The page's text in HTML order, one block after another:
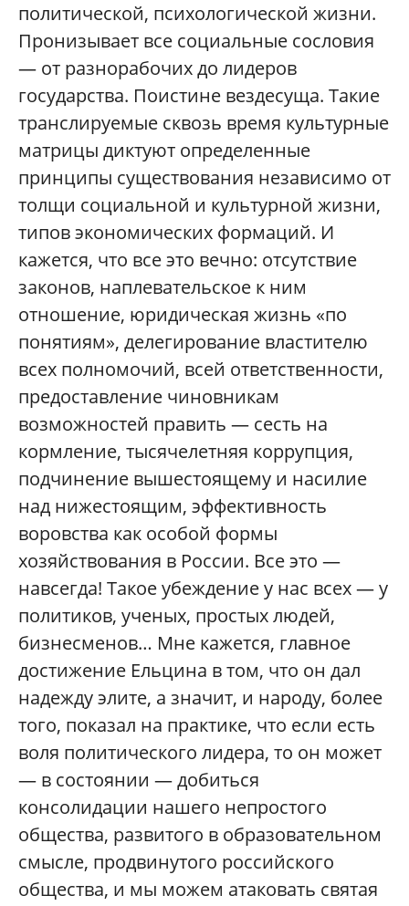
политической, психологической жизни.
Пронизывает все социальные сословия
— от разнорабочих до лидеров
государства. Поистине вездесуща. Такие
транслируемые сквозь время культурные
матрицы диктуют определенные
принципы существования независимо от
толщи социальной и культурной жизни,
типов экономических формаций. И
кажется, что все это вечно: отсутствие
законов, наплевательское к ним
отношение, юридическая жизнь «по
понятиям», делегирование властителю
всех полномочий, всей ответственности,
предоставление чиновникам
возможностей править — сесть на
кормление, тысячелетняя коррупция,
подчинение вышестоящему и насилие
над нижестоящим, эффективность
воровства как особой формы
хозяйствования в России. Все это —
навсегда! Такое убеждение у нас всех — у
политиков, ученых, простых людей,
бизнесменов… Мне кажется, главное
достижение Ельцина в том, что он дал
надежду элите, а значит, и народу, более
того, показал на практике, что если есть
воля политического лидера, то он может
— в состоянии — добиться
консолидации нашего непростого
общества, развитого в образовательном
смысле, продвинутого российского
общества, и мы можем атаковать святая